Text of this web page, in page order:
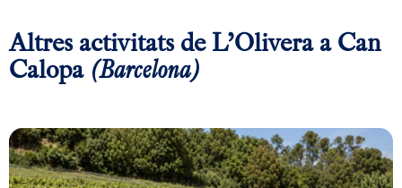
Altres activitats de L’Olivera a Can
Calopa (Barcelona)